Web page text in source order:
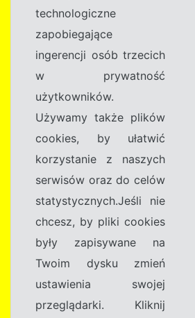
technologiczne
zapobiegające
ingerencji osób trzecich
w prywatność
użytkowników.
Używamy także plików
cookies, by ułatwić
korzystanie z naszych
serwisów oraz do celów
statystycznych.Jeśli nie
chcesz, by pliki cookies
były zapisywane na
Twoim dysku zmień
ustawienia swojej
przeglądarki. Kliknij